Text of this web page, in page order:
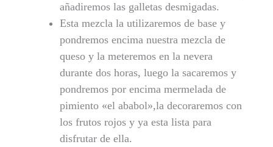
añadiremos las galletas desmigadas.
Esta mezcla la utilizaremos de base y
pondremos encima nuestra mezcla de
queso y la meteremos en la nevera
durante dos horas, luego la sacaremos y
pondremos por encima mermelada de
pimiento «el ababol»,la decoraremos con
los frutos rojos y ya esta lista para
disfrutar de ella.